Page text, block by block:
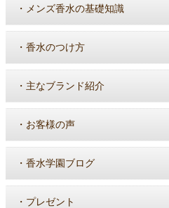
・ メンズ香水の基礎知識
・ 香水のつけ方
・ 主なブランド紹介
・ お客様の声
・ 香水学園ブログ
・ プレゼント